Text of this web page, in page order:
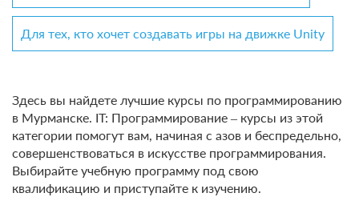
Для тех, кто хочет создавать игры на движке Unity
Здесь вы найдете лучшие курсы по программированию
в Мурманске. IT: Программирование – курсы из этой
категории помогут вам, начиная с азов и беспредельно,
совершенствоваться в искусстве программирования.
Выбирайте учебную программу под свою
квалификацию и приступайте к изучению.